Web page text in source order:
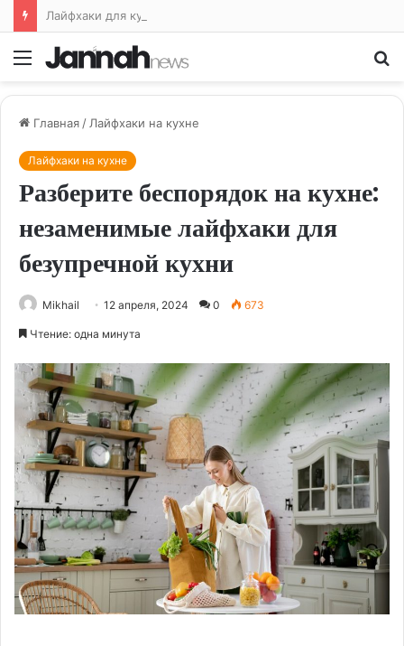
Меню
Главная / Лайфхаки на кухне
Лайфхаки на кухне
Разберите беспорядок на кухне:
незаменимые лайфхаки для
безупречной кухни
Mikhail 12 апреля, 2024 0 673
Чтение: одна минута